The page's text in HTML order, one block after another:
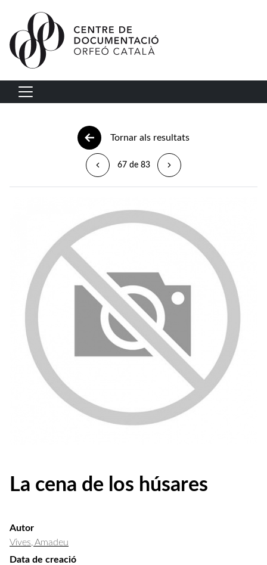
Vés al contingut
Navegació principal
Tornar als resultats
67 de 83
La cena de los húsares
Autor
Vives, Amadeu
Data de creació